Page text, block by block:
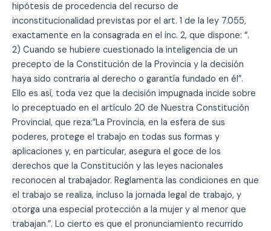
hipótesis de procedencia del recurso de
inconstitucionalidad previstas por el art. 1 de la ley 7.055,
exactamente en la consagrada en el inc. 2, que dispone: “.
2) Cuando se hubiere cuestionado la inteligencia de un
precepto de la Constitución de la Provincia y la decisión
haya sido contraria al derecho o garantía fundado en él”.
Ello es así, toda vez que la decisión impugnada incide sobre
lo preceptuado en el artículo 20 de Nuestra Constitución
Provincial, que reza:”La Provincia, en la esfera de sus
poderes, protege el trabajo en todas sus formas y
aplicaciones y, en particular, asegura el goce de los
derechos que la Constitución y las leyes nacionales
reconocen al trabajador. Reglamenta las condiciones en que
el trabajo se realiza, incluso la jornada legal de trabajo, y
otorga una especial protección a la mujer y al menor que
trabajan.”. Lo cierto es que el pronunciamiento recurrido